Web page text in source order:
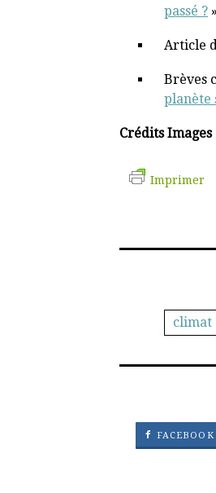
passé ? »
Article
Brèves
planète
Crédits Images
Imprimer
climat
FACEBOOK